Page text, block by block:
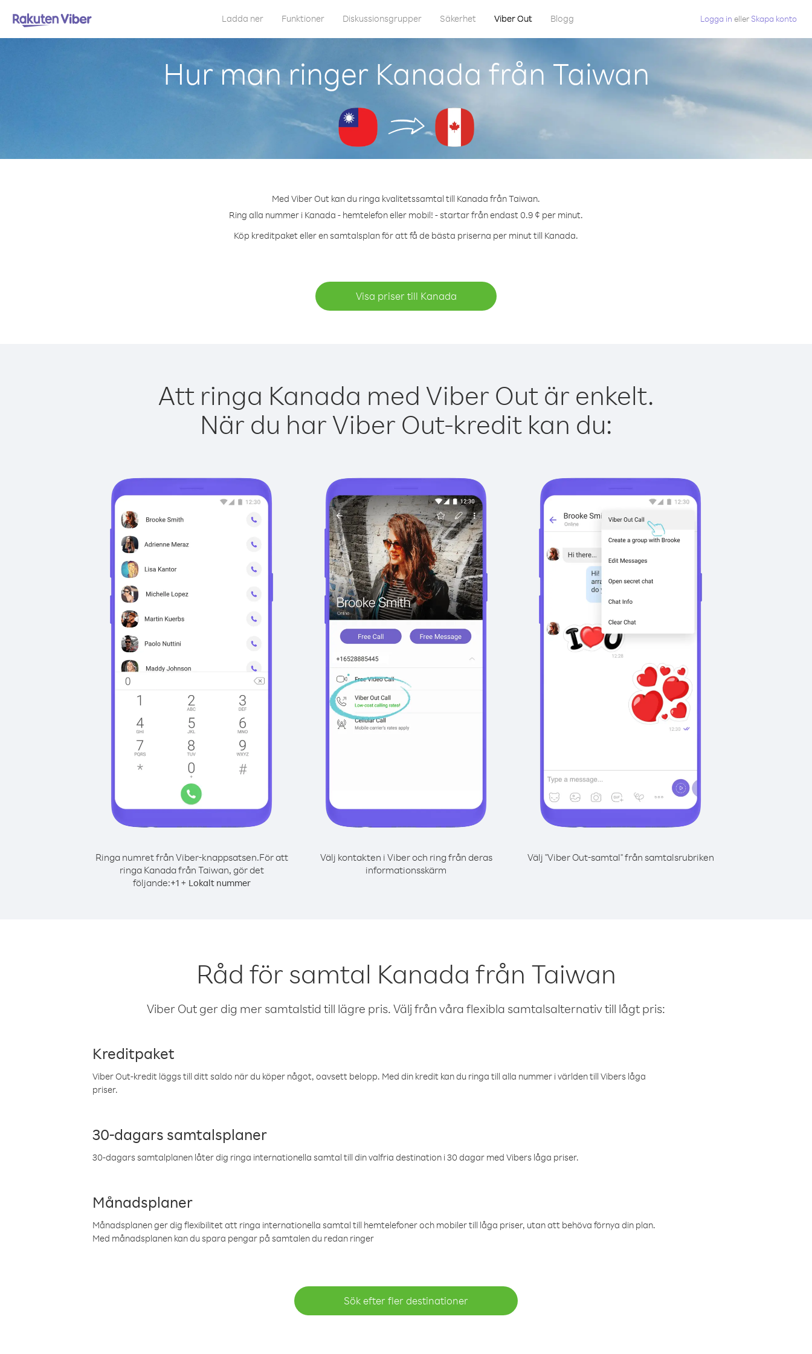
Ladda ner Funktioner Diskussionsgrupper Säkerhet Viber Out Blogg Logga in eller Skapa konto
Hur man ringer Kanada från Taiwan
Med Viber Out kan du ringa kvalitetssamtal till Kanada från Taiwan.
Ring alla nummer i Kanada - hemtelefon eller mobil! - startar från endast 0.9 ¢ per minut.
Köp kreditpaket eller en samtalsplan för att få de bästa priserna per minut till Kanada.
Visa priser till Kanada
Att ringa Kanada med Viber Out är enkelt.
När du har Viber Out-kredit kan du:
Ringa numret från Viber-knappsatsen.För att
ringa Kanada från Taiwan, gör det
följande:+1+ Lokalt nummer
Välj kontakten i Viber och ring från deras
informationsskärm
Välj "Viber Out-samtal" från samtalsrubriken
Råd för samtal Kanada från Taiwan
Viber Out ger dig mer samtalstid till lägre pris. Välj från våra flexibla samtalsalternativ till lågt pris:
Kreditpaket
Viber Out-kredit läggs till ditt saldo när du köper något, oavsett belopp. Med din kredit kan du ringa till alla nummer i världen till Vibers låga
priser.
30-dagars samtalsplaner
30-dagars samtalplanen låter dig ringa internationella samtal till din valfria destination i 30 dagar med Vibers låga priser.
Månadsplaner
Månadsplanen ger dig flexibilitet att ringa internationella samtal till hemtelefoner och mobiler till låga priser, utan att behöva förnya din plan.
Med månadsplanen kan du spara pengar på samtalen du redan ringer
Sök efter fler destinationer